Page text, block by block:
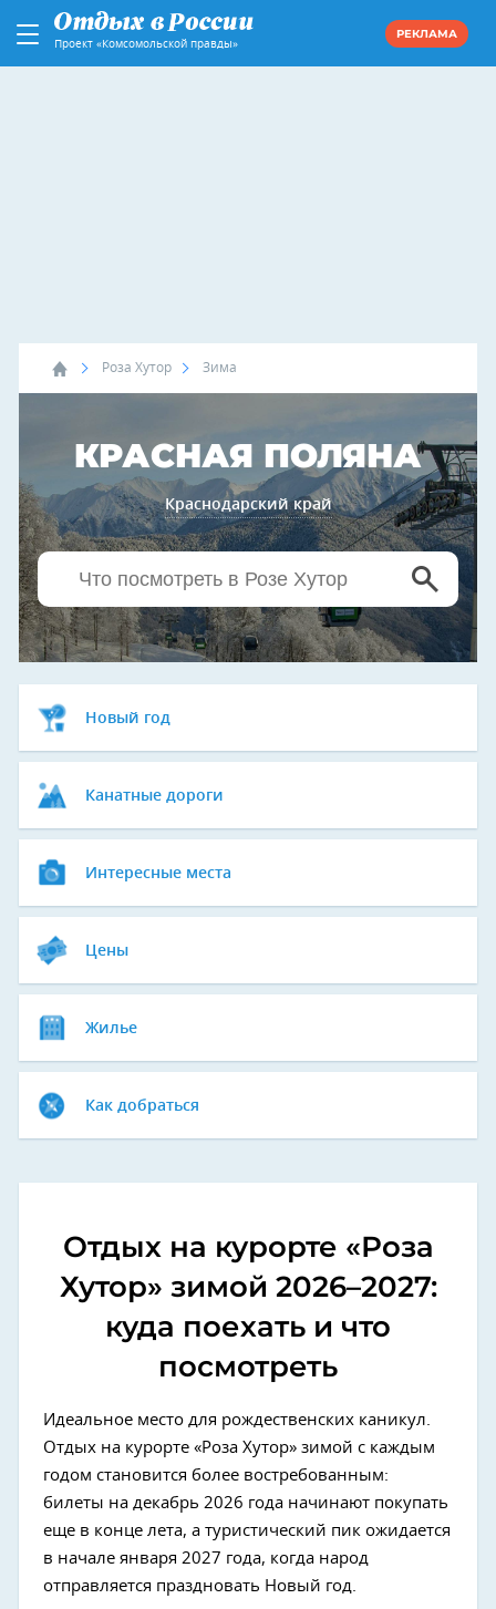
Проект «Комсомольской правды»
РЕКЛАМА
Роза Хутор Зима
КРАСНАЯ ПОЛЯНА
Краснодарский край
Новый год
Канатные дороги
Интересные места
Цены
Жилье
Как добраться
Отдых на курорте «Роза
Хутор» зимой 2026–2027:
куда поехать и что
посмотреть
Идеальное место для рождественских каникул.
Отдых на курорте «Роза Хутор» зимой с каждым
годом становится более востребованным:
билеты на декабрь 2026 года начинают покупать
еще в конце лета, а туристический пик ожидается
в начале января 2027 года, когда народ
отправляется праздновать Новый год.